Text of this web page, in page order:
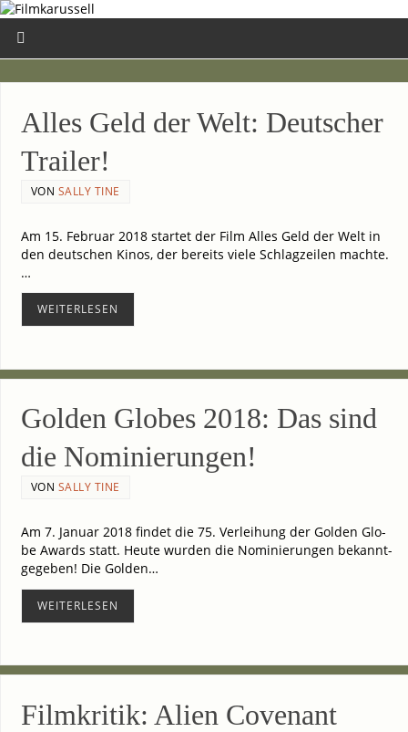
Alles Geld der Welt: Deut­scher
Trailer!
VON SALLY TINE
Am 15. Febru­ar 2018 star­tet der Film Alles Geld der Welt in
den deut­schen Kinos, der bereits vie­le Schlag­zei­len mach­te.
…
WEI­TER­LE­SEN
Gol­den Glo­bes 2018: Das sind
die Nominierungen!
VON SALLY TINE
Am 7. Janu­ar 2018 fin­det die 75. Ver­lei­hung der Gol­den Glo­
be Awards statt. Heu­te wur­den die Nomi­nie­run­gen bekannt­
ge­ge­ben! Die Gol­den…
WEI­TER­LE­SEN
Film­kri­tik: Ali­en Covenant